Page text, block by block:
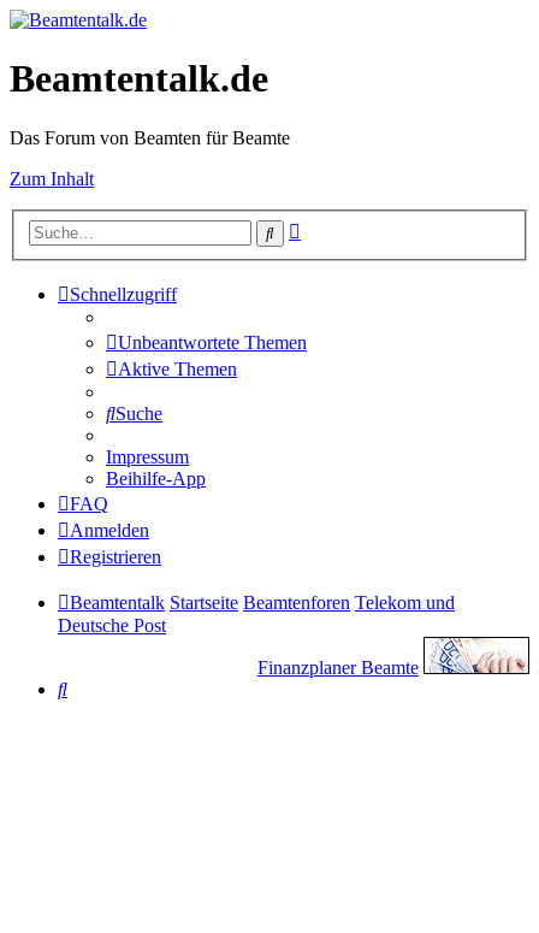
Beamtentalk.de
Das Forum von Beamten für Beamte
Zum Inhalt
Suche
Schnellzugriff
Unbeantwortete Themen
Aktive Themen
Suche
Impressum
Beihilfe-App
FAQ
Anmelden
Registrieren
Beamtentalk Startseite Beamtenforen Telekom und
Deutsche Post
Finanzplaner Beamte
Suche